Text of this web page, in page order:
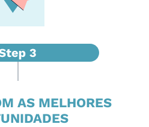
AS MELHORES